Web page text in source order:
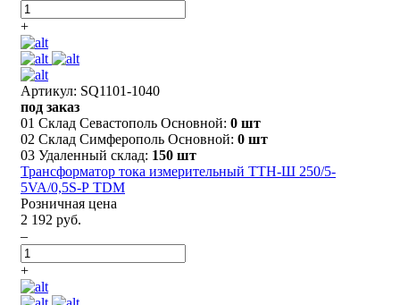
+
Артикул: SQ1101-1040
под заказ
01 Склад Севастополь Основной: 0 шт
02 Склад Симферополь Основной: 0 шт
03 Удаленный склад: 150 шт
Трансформатор тока измерительный ТТН-Ш 250/5-
5VA/0,5S-Р TDM
Розничная цена
2 192 руб.
–
+